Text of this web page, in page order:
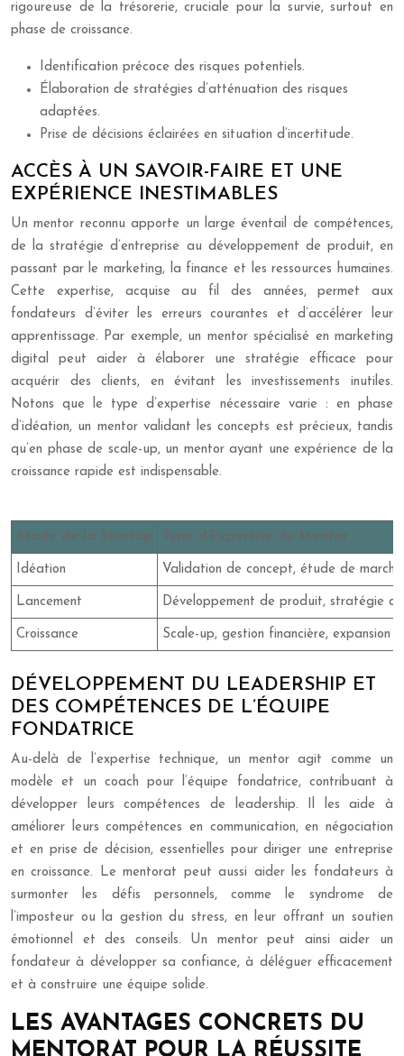
rigoureuse de la trésorerie, cruciale pour la survie, surtout en
phase de croissance.
Identification précoce des risques potentiels.
Élaboration de stratégies d’atténuation des risques
adaptées.
Prise de décisions éclairées en situation d’incertitude.
ACCÈS À UN SAVOIR-FAIRE ET UNE
EXPÉRIENCE INESTIMABLES
Un mentor reconnu apporte un large éventail de compétences,
de la stratégie d’entreprise au développement de produit, en
passant par le marketing, la finance et les ressources humaines.
Cette expertise, acquise au fil des années, permet aux
fondateurs d’éviter les erreurs courantes et d’accélérer leur
apprentissage. Par exemple, un mentor spécialisé en marketing
digital peut aider à élaborer une stratégie efficace pour
acquérir des clients, en évitant les investissements inutiles.
Notons que le type d’expertise nécessaire varie : en phase
d’idéation, un mentor validant les concepts est précieux, tandis
qu’en phase de scale-up, un mentor ayant une expérience de la
croissance rapide est indispensable.
Type d’Expertise du Mentor
Idéation Validation de concept, étude de marché
Lancement Développement de produit, stratégie
Croissance Scale-up, gestion financière, expansion
DÉVELOPPEMENT DU LEADERSHIP ET
DES COMPÉTENCES DE L’ÉQUIPE
FONDATRICE
Au-delà de l’expertise technique, un mentor agit comme un
modèle et un coach pour l’équipe fondatrice, contribuant à
développer leurs compétences de leadership. Il les aide à
améliorer leurs compétences en communication, en négociation
et en prise de décision, essentielles pour diriger une entreprise
en croissance. Le mentorat peut aussi aider les fondateurs à
surmonter les défis personnels, comme le syndrome de
l’imposteur ou la gestion du stress, en leur offrant un soutien
émotionnel et des conseils. Un mentor peut ainsi aider un
fondateur à développer sa confiance, à déléguer efficacement
et à construire une équipe solide.
LES AVANTAGES CONCRETS DU
MENTORAT POUR LA RÉUSSITE